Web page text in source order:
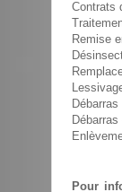
Contrats
Remise
Débarras
Débarras
Pour